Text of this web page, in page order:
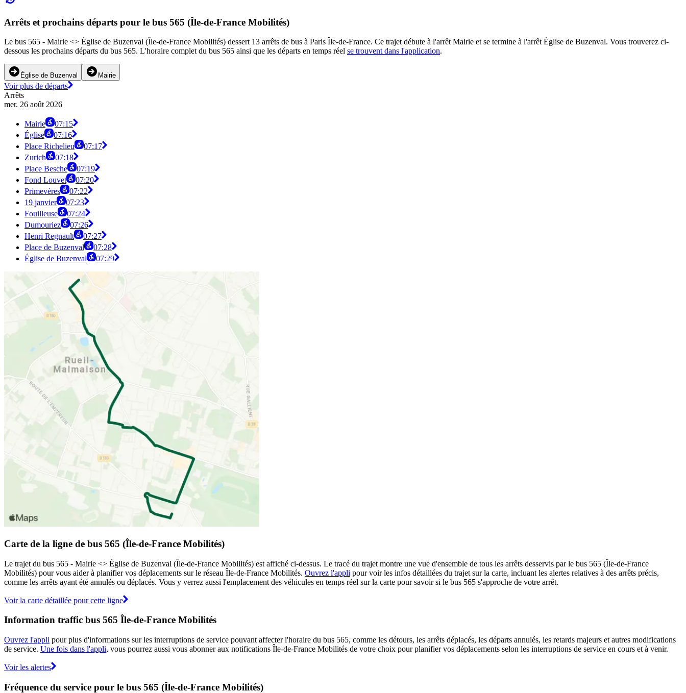
Arrêts et prochains départs pour le bus 565 (Île-de-France Mobilités)
Le bus 565 - Mairie <> Église de Buzenval (Île-de-France Mobilités) dessert 13 arrêts de bus à Paris Île-de-France. Ce trajet débute à l'arrêt Mairie et se termine à l'arrêt Église de Buzenval. Vous trouverez ci-
dessous les prochains départs du bus 565. L'horaire complet du bus 565 ainsi que les départs en temps réel se trouvent dans l'application.
Église de Buzenval Mairie
Voir plus de départs
Arrêts
mer. 26 août 2026
Mairie
07:15
Église
07:16
Place Richelieu
07:17
Zurich
07:18
Place Besche
07:19
Fond Louvet
07:20
Primevères
07:22
19 janvier
07:23
Fouilleuse
07:24
Dumouriez
07:26
Henri Regnault
07:27
Place de Buzenval
07:28
Église de Buzenval
07:29
Carte de la ligne de bus 565 (Île-de-France Mobilités)
Le trajet du bus 565 - Mairie <> Église de Buzenval (Île-de-France Mobilités) est affiché ci-dessus. Le tracé du trajet montre une vue d'ensemble de tous les arrêts desservis par le bus 565 (Île-de-France
Mobilités) pour vous aider à planifier vos déplacements sur le réseau Île-de-France Mobilités. Ouvrez l'appli pour voir les infos détaillées du trajet sur la carte, incluant les alertes relatives à des arrêts précis,
comme les arrêts ayant été annulés ou déplacés. Vous y verrez aussi l'emplacement des véhicules en temps réel sur la carte pour savoir si le bus 565 s'approche de votre arrêt.
Voir la carte détaillée pour cette ligne
Information traffic bus 565 Île-de-France Mobilités
Ouvrez l'appli pour plus d'informations sur les interruptions de service pouvant affecter l'horaire du bus 565, comme les détours, les arrêts déplacés, les départs annulés, les retards majeurs et autres modifications
de service. Une fois dans l'appli, vous pourrez aussi vous abonner aux notifications Île-de-France Mobilités de votre choix pour planifier vos déplacements selon les interruptions de service en cours et à venir.
Voir les alertes
Fréquence du service pour le bus 565 (Île-de-France Mobilités)